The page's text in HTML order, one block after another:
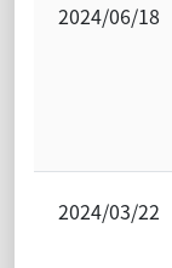
2024/06/18
2024/03/22